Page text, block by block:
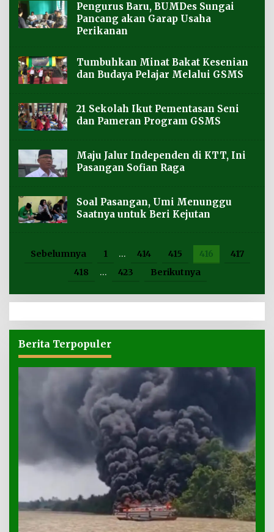
Pengurus Baru, BUMDes Sungai
Pancang akan Garap Usaha
Perikanan
Tumbuhkan Minat Bakat Kesenian
dan Budaya Pelajar Melalui GSMS
21 Sekolah Ikut Pementasan Seni
dan Pameran Program GSMS
Maju Jalur Independen di KTT, Ini
Pasangan Sofian Raga
Soal Pasangan, Umi Menunggu
Saatnya untuk Beri Kejutan
Sebelumnya 1 … 414 415 416
417
418
… 423 Berikutnya
Berita Terpopuler